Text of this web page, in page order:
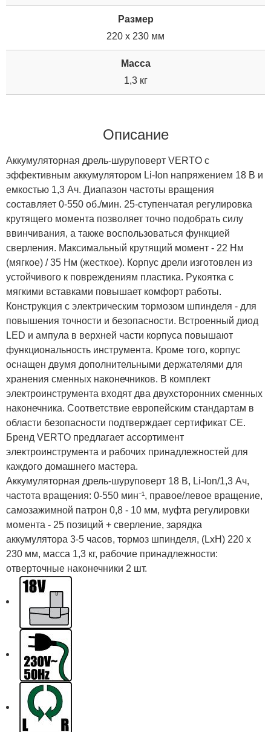
Размер
220 x 230 мм
Масса
1,3 кг
Описание
Аккумуляторная дрель-шуруповерт VERTO с
эффективным аккумулятором Li-Ion напряжением 18 В и
емкостью 1,3 Ач. Диапазон частоты вращения
составляет 0-550 об./мин. 25-ступенчатая регулировка
крутящего момента позволяет точно подобрать силу
ввинчивания, а также воспользоваться функцией
сверления. Максимальный крутящий момент - 22 Нм
(мягкое) / 35 Нм (жесткое). Корпус дрели изготовлен из
устойчивого к повреждениям пластика. Рукоятка с
мягкими вставками повышает комфорт работы.
Конструкция с электрическим тормозом шпинделя - для
повышения точности и безопасности. Встроенный диод
LED и ампула в верхней части корпуса повышают
функциональность инструмента. Кроме того, корпус
оснащен двумя дополнительными держателями для
хранения сменных наконечников. В комплект
электроинструмента входят два двухсторонних сменных
наконечника. Соответствие европейским стандартам в
области безопасности подтверждает сертификат CE.
Бренд VERTO предлагает ассортимент
электроинструмента и рабочих принадлежностей для
каждого домашнего мастера.
Аккумуляторная дрель-шуруповерт 18 В, Li-Ion/1,3 Ач,
частота вращения: 0-550 мин⁻¹, правое/левое вращение,
самозажимной патрон 0,8 - 10 мм, муфта регулировки
момента - 25 позиций + сверление, зарядка
аккумулятора 3-5 часов, тормоз шпинделя, (LxH) 220 x
230 мм, масса 1,3 кг, рабочие принадлежности:
отверточные наконечники 2 шт.